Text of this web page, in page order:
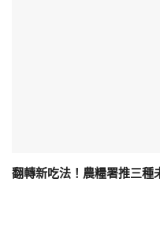
翻轉新吃法！農糧署推三種